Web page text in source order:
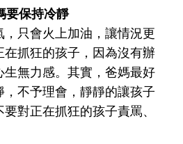
要保持冷靜
只會火上加油，讓情況更
抓狂的孩子，因為沒有辦
無力感。其實，爸媽最好
不予理會，靜靜的讓孩子
對正在抓狂的孩子責罵、